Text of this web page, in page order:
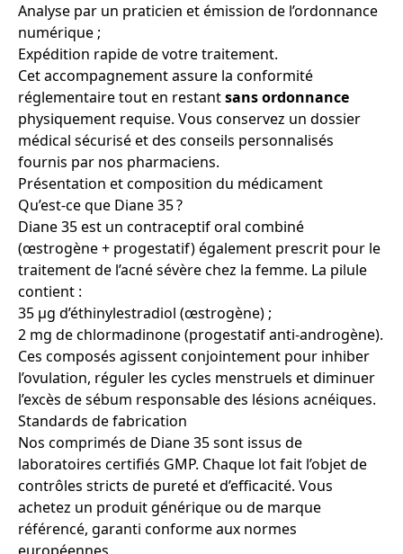
Analyse par un praticien et émission de l’ordonnance
numérique ;
Expédition rapide de votre traitement.
Cet accompagnement assure la conformité
réglementaire tout en restantsans ordonnance
physiquement requise. Vous conservez un dossier
médical sécurisé et des conseils personnalisés
fournis par nos pharmaciens.
Présentation et composition du médicament
Qu’est-ce que Diane 35 ?
Diane 35 est un contraceptif oral combiné
(œstrogène + progestatif) également prescrit pour le
traitement de l’acné sévère chez la femme. La pilule
contient :
35 µg d’éthinylestradiol (œstrogène) ;
2 mg de chlormadinone (progestatif anti-androgène).
Ces composés agissent conjointement pour inhiber
l’ovulation, réguler les cycles menstruels et diminuer
l’excès de sébum responsable des lésions acnéiques.
Standards de fabrication
Nos comprimés de Diane 35 sont issus de
laboratoires certifiés GMP. Chaque lot fait l’objet de
contrôles stricts de pureté et d’efficacité. Vous
achetez un produit générique ou de marque
référencé, garanti conforme aux normes